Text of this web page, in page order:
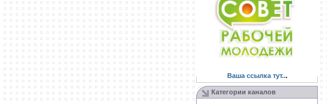
Ваша ссылка тут...
Категории каналов